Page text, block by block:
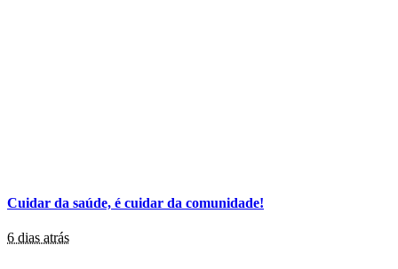
Cuidar da saúde, é cuidar da comunidade!
6 dias atrás